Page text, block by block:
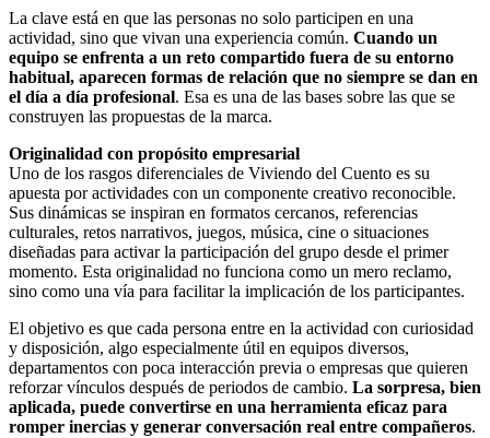
La clave está en que las personas no solo participen en una
actividad, sino que vivan una experiencia común. Cuando un
equipo se enfrenta a un reto compartido fuera de su entorno
habitual, aparecen formas de relación que no siempre se dan en
el día a día profesional. Esa es una de las bases sobre las que se
construyen las propuestas de la marca.
Originalidad con propósito empresarial
Uno de los rasgos diferenciales de Viviendo del Cuento es su
apuesta por actividades con un componente creativo reconocible.
Sus dinámicas se inspiran en formatos cercanos, referencias
culturales, retos narrativos, juegos, música, cine o situaciones
diseñadas para activar la participación del grupo desde el primer
momento. Esta originalidad no funciona como un mero reclamo,
sino como una vía para facilitar la implicación de los participantes.
El objetivo es que cada persona entre en la actividad con curiosidad
y disposición, algo especialmente útil en equipos diversos,
departamentos con poca interacción previa o empresas que quieren
reforzar vínculos después de periodos de cambio. La sorpresa, bien
aplicada, puede convertirse en una herramienta eficaz para
romper inercias y generar conversación real entre compañeros.